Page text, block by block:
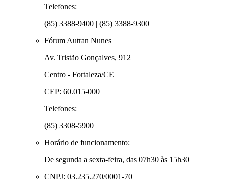
Telefones:
(85) 3388-9400 | (85) 3388-9300
Fórum Autran Nunes
Av. Tristão Gonçalves, 912
Centro - Fortaleza/CE
CEP: 60.015-000
Telefones:
(85) 3308-5900
Horário de funcionamento:
De segunda a sexta-feira, das 07h30 às 15h30
CNPJ: 03.235.270/0001-70